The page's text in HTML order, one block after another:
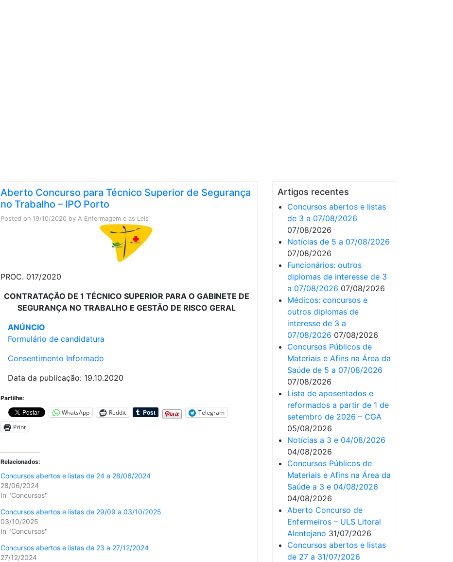
Aberto Concurso para Técnico Superior de Segurança
no Trabalho – IPO Porto
Posted on 19/10/2020 by A Enfermagem e as Leis
PROC. 017/2020
CONTRATAÇÃO DE 1 TÉCNICO SUPERIOR PARA O GABINETE DE
SEGURANÇA NO TRABALHO E GESTÃO DE RISCO GERAL
ANÚNCIO
Formulário de candidatura
Consentimento Informado
Data da publicação: 19.10.2020
Partilhe:
WhatsApp Reddit
Telegram
Print
Relacionados:
Concursos abertos e listas de 24 a 28/06/2024
28/06/2024
In "Concursos"
Concursos abertos e listas de 29/09 a 03/10/2025
03/10/2025
In "Concursos"
Concursos abertos e listas de 23 a 27/12/2024
27/12/2024
Artigos recentes
Concursos abertos e listas
de 3 a 07/08/2026
07/08/2026
Notícias de 5 a 07/08/2026
07/08/2026
Funcionários: outros
diplomas de interesse de 3
a 07/08/2026 07/08/2026
Médicos: concursos e
outros diplomas de
interesse de 3 a
07/08/2026 07/08/2026
Concursos Públicos de
Materiais e Afins na Área da
Saúde de 5 a 07/08/2026
07/08/2026
Lista de aposentados e
reformados a partir de 1 de
setembro de 2026 – CGA
05/08/2026
Notícias a 3 e 04/08/2026
04/08/2026
Concursos Públicos de
Materiais e Afins na Área da
Saúde a 3 e 04/08/2026
04/08/2026
Aberto Concurso de
Enfermeiros – ULS Litoral
Alentejano 31/07/2026
Concursos abertos e listas
de 27 a 31/07/2026